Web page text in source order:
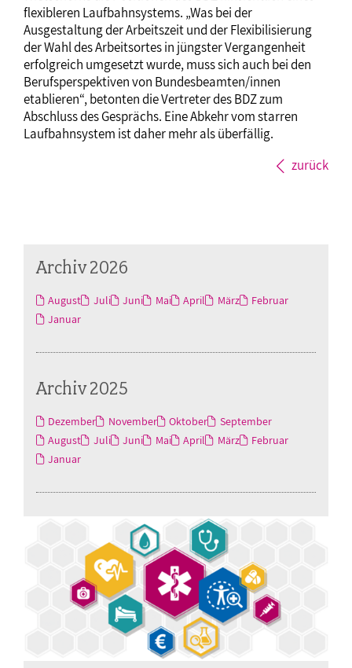
flexibleren Laufbahnsystems. „Was bei der
Ausgestaltung der Arbeitszeit und der Flexibilisierung
der Wahl des Arbeitsortes in jüngster Vergangenheit
erfolgreich umgesetzt wurde, muss sich auch bei den
Berufsperspektiven von Bundesbeamten/innen
etablieren“, betonten die Vertreter des BDZ zum
Abschluss des Gesprächs. Eine Abkehr vom starren
Laufbahnsystem ist daher mehr als überfällig.
zurück
Archiv 2026
August Juli Juni Mai April März
Februar
Januar
Archiv 2025
Dezember November Oktober
September
August
Juli Juni Mai April März
Februar
Januar